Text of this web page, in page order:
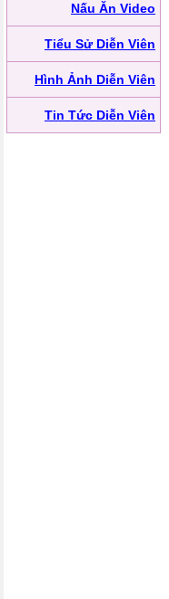
Nấu Ăn Video
Tiểu Sử Diễn Viên
Hình Ảnh Diễn Viên
Tin Tức Diễn Viên